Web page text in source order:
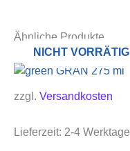
Ähnliche Produkte
NICHT VORRÄTIG
zzgl. Versandkosten
Lieferzeit: 2-4 Werktage